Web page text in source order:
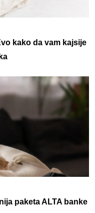
kako da vam kajsije
paketa ALTA banke